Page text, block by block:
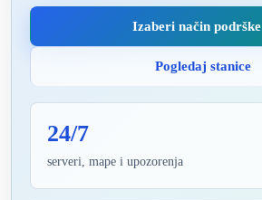
Izaberi način podrške
Pogledaj stanice
24/7
serveri, mape i upozorenja